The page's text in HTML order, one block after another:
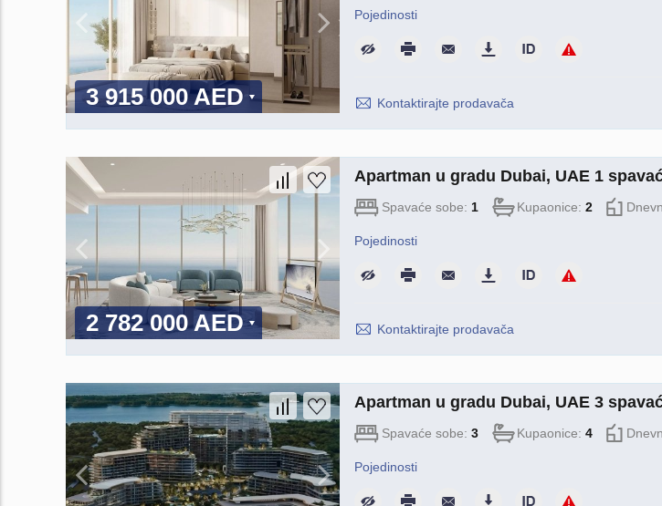
3 915 000 AED
Pojedinosti
Kontaktirajte prodavača
2 782 000 AED
Apartman u gradu Dubai, UAE 1
Spavaće sobe: 1 Kupaonice: 2
Pojedinosti
Kontaktirajte prodavača
Apartman u gradu Dubai, UAE 3
Spavaće sobe: 3 Kupaonice: 4
Pojedinosti